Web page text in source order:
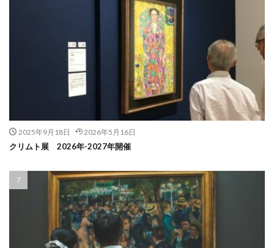
2025年9月18日 2026年5月16日
クリムト展 2026年-2027年開催